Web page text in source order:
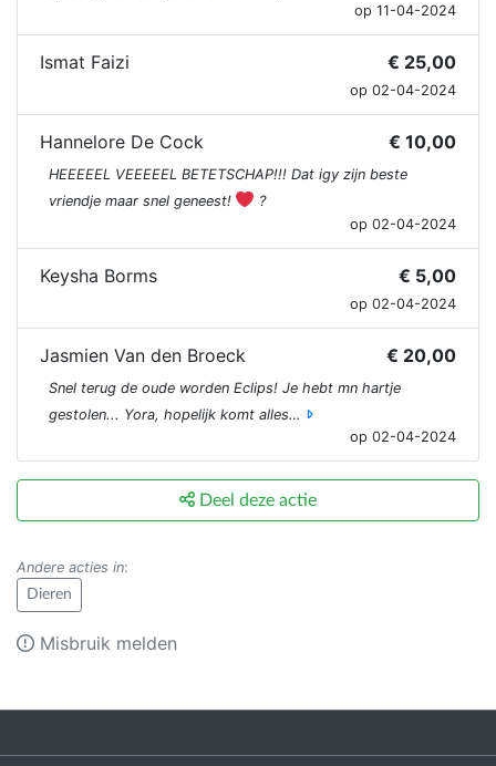
op 11-04-2024
Ismat Faizi € 25,00
op 02-04-2024
Hannelore De Cock € 10,00
HEEEEEL VEEEEEL BETETSCHAP!!! Dat igy zijn beste
vriendje maar snel geneest!
‍?
op 02-04-2024
Keysha Borms € 5,00
op 02-04-2024
Jasmien Van den Broeck € 20,00
Snel terug de oude worden Eclips! Je hebt mn hartje
gestolen... Yora, hopelijk komt alles…
op 02-04-2024
Deel deze actie
Andere acties in:
Dieren
Misbruik melden